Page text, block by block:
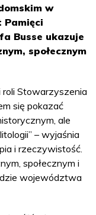
w
Pamięci
Busse ukazuje
społecznym
roli Stowarzyszenia
się pokazać
ale
– wyjaśnia
i rzeczywistość.
społecznym i
województwa